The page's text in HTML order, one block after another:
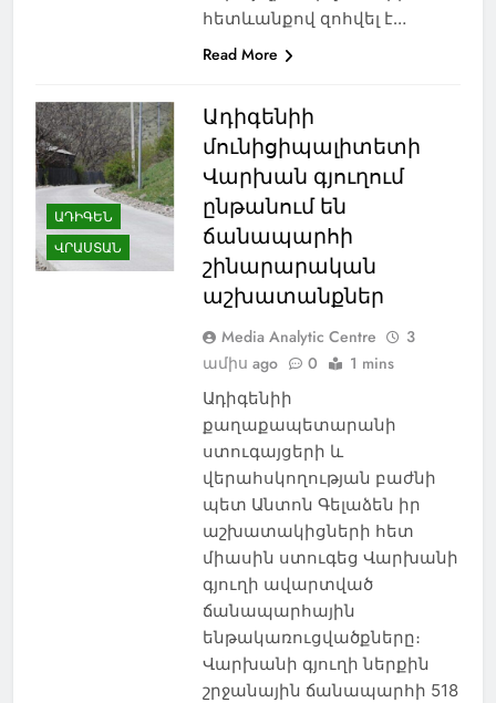
հետևանքով զոհվել է…
Read More
ԱԴԻԳԵՆ
ՎՐԱՍՏԱՆ
Ադիգենիի
մունիցիպալիտետի
Վարխան գյուղում
ընթանում են
ճանապարհի
շինարարական
աշխատանքներ
Media Analytic Centre
3
ամիս ago
0 1 mins
Ադիգենիի
քաղաքապետարանի
ստուգայցերի և
վերահսկողության բաժնի
պետ Անտոն Գելաձեն իր
աշխատակիցների հետ
միասին ստուգեց Վարխանի
գյուղի ավարտված
ճանապարհային
ենթակառուցվածքները։
Վարխանի գյուղի ներքին
շրջանային ճանապարհի 518